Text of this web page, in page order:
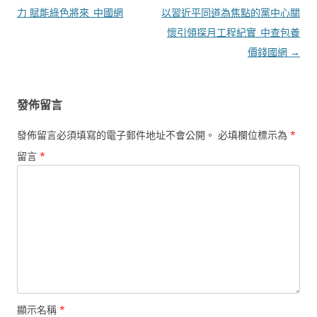
章
力 賦能綠色將來_中國網
以習近平同道為焦點的黨中心關
懷引領探月工程紀實_中查包養
價錢國網 →
發佈留言
發佈留言必須填寫的電子郵件地址不會公開。 必填欄位標示為 *
留言 *
顯示名稱 *